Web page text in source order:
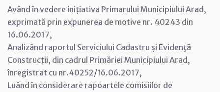
Având în vedere inițiativa Primarului Municipiului Arad,
exprimată prin expunerea de motive nr. 40243 din
16.06.2017,
Analizând raportul Serviciului Cadastru și Evidenţă
Construcţii, din cadrul Primăriei Municipiului Arad,
înregistrat cu nr.40252/16.06.2017,
Luând în considerare rapoartele comisiilor de